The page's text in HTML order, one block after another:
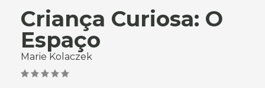
Criança Curiosa: O
Espaço
Marie Kolaczek